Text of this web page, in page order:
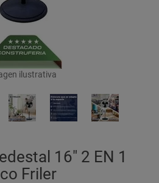
ilustrativa
16" 2 EN 1
Friler